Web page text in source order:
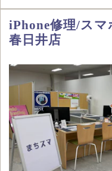
iPhone修理/ス
春日井店